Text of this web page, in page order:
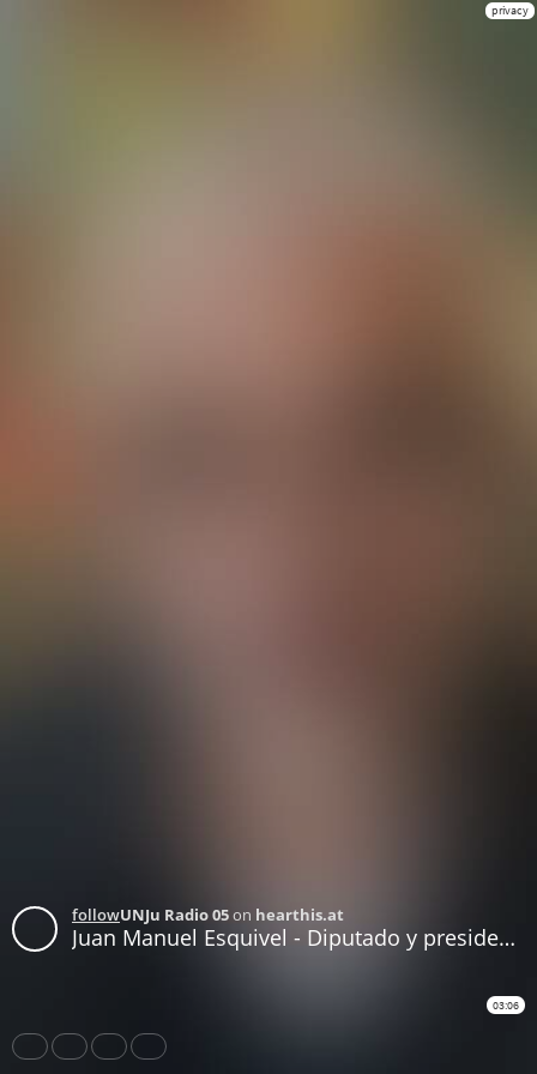
privacy
followUNJu Radio 05on hearthis.at
Juan Manuel Esquivel - Diputado y presidente Comisión de Transporte - Taxis interjurisdiccionales
03:06
Share Like